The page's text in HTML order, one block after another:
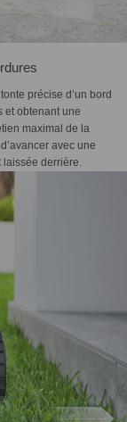
précise d’un bord
et obtenant une
maximal de la
avec une
derrière.